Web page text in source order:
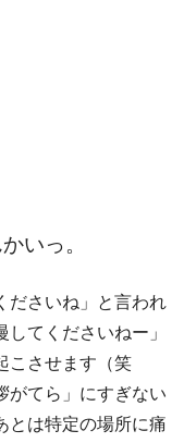
いっ。
ださいね」と言われ
てくださいねー」
こさせます（笑
がてら」にすぎない
とは特定の場所に痛